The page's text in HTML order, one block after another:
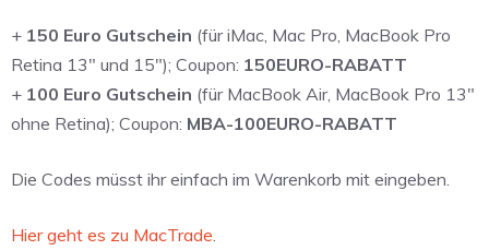
+ 150 Euro Gutschein (für iMac, Mac Pro, MacBook Pro
Retina 13″ und 15″); Coupon: 150EURO-RABATT
+ 100 Euro Gutschein (für MacBook Air, MacBook Pro 13″
ohne Retina); Coupon: MBA-100EURO-RABATT
Die Codes müsst ihr einfach im Warenkorb mit eingeben.
Hier geht es zu MacTrade.